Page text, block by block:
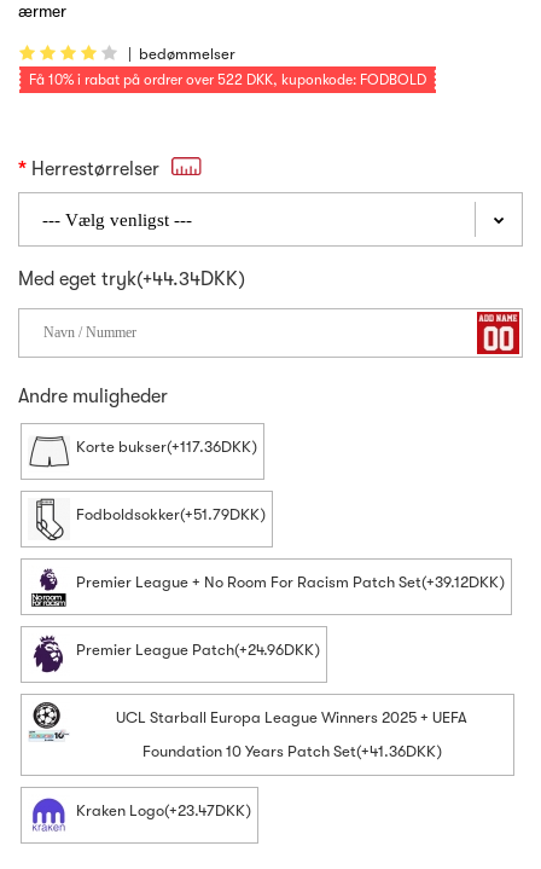
ærmer
| bedømmelser
Få 10% i rabat på ordrer over 522 DKK, kuponkode: FODBOLD
Herrestørrelser
Med eget tryk(+44.34DKK)
Andre muligheder
Korte bukser(+117.36DKK)
Fodboldsokker(+51.79DKK)
Premier League + No Room For Racism Patch Set(+39.12DKK)
Premier League Patch(+24.96DKK)
UCL Starball Europa League Winners 2025 + UEFA
Foundation 10 Years Patch Set(+41.36DKK)
Kraken Logo(+23.47DKK)